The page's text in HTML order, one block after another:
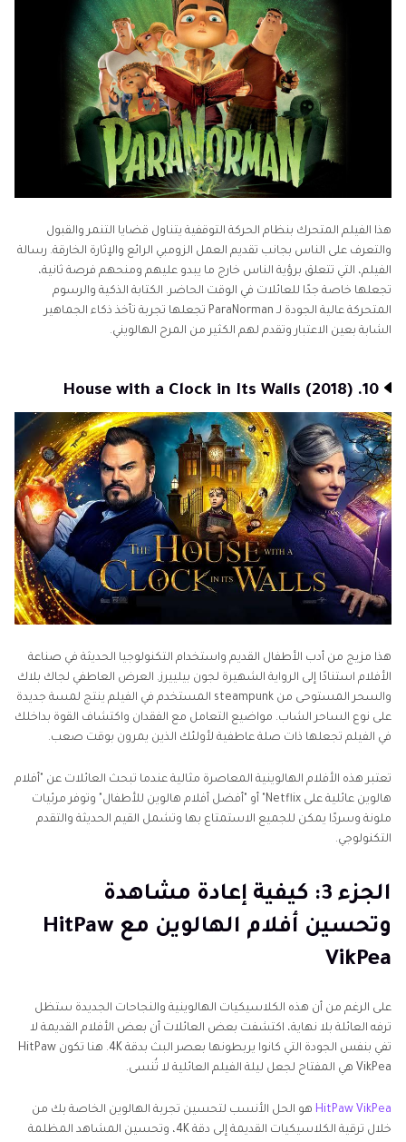
هذا الفيلم المتحرك بنظام الحركة التوقفية يتناول قضايا التنمر والقبول
والتعرف على الناس بجانب تقديم العمل الزومبي الرائع والإثارة الخارقة. رسالة
الفيلم، التي تتعلق برؤية الناس خارج ما يبدو عليهم ومنحهم فرصة ثانية،
تجعلها خاصة جدًا للعائلات في الوقت الحاضر. الكتابة الذكية والرسوم
المتحركة عالية الجودة لـ ParaNorman تجعلها تجربة تأخذ ذكاء الجماهير
الشابة بعين الاعتبار وتقدم لهم الكثير من المرح الهالويني.
10. House with a Clock in Its Walls (2018)
هذا مزيج من أدب الأطفال القديم واستخدام التكنولوجيا الحديثة في صناعة
الأفلام استنادًا إلى الرواية الشهيرة لجون بيلييرز. العرض العاطفي لجاك بلاك
والسحر المستوحى من steampunk المستخدم في الفيلم ينتج لمسة جديدة
على نوع الساحر الشاب. مواضيع التعامل مع الفقدان واكتشاف القوة بداخلك
في الفيلم تجعلها ذات صلة عاطفية لأولئك الذين يمرون بوقت صعب.
تعتبر هذه الأفلام الهالوينية المعاصرة مثالية عندما تبحث العائلات عن "أفلام
هالوين عائلية على Netflix" أو "أفضل أفلام هالوين للأطفال" وتوفر مرئيات
ملونة وسردًا يمكن للجميع الاستمتاع بها وتشمل القيم الحديثة والتقدم
التكنولوجي.
الجزء 3: كيفية إعادة مشاهدة
وتحسين أفلام الهالوين مع HitPaw
VikPea
على الرغم من أن هذه الكلاسيكيات الهالوينية والنجاحات الجديدة ستظل
ترفه العائلة بلا نهاية، اكتشفت بعض العائلات أن بعض الأفلام القديمة لا
تفي بنفس الجودة التي كانوا يربطونها بعصر البث بدقة 4K. هنا تكون HitPaw
VikPea هي المفتاح لجعل ليلة الفيلم العائلية لا تُنسى.
HitPaw VikPea هو الحل الأنسب لتحسين تجربة الهالوين الخاصة بك من
خلال ترقية الكلاسيكيات القديمة إلى دقة 4K، وتحسين المشاهد المظلمة